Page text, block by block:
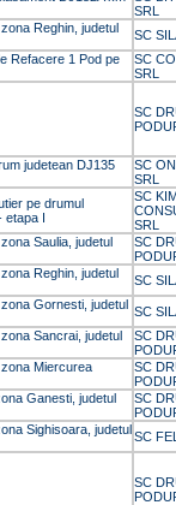
SRL
Reghin, judetul
SC
Refacere 1 Pod pe
SC
SRL
SC
judetean DJ135
SC
SRL
pe drumul
etapa I
SC
SRL
Saulia, judetul
SC
Reghin, judetul
SC
Gornesti, judetul SC
Sancrai, judetul
SC
Miercurea
SC
Ganesti, judetul
SC
Sighisoara, judetulSC
SC